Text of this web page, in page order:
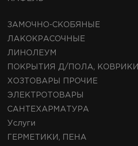
ЗАМОЧНО-СКОБЯНЫЕ
ЛАКОКРАСОЧНЫЕ
ЛИНОЛЕУМ
ПОКРЫТИЯ Д/ПОЛА, КОВРИКИ
ХОЗТОВАРЫ ПРОЧИЕ
ЭЛЕКТРОТОВАРЫ
САНТЕХАРМАТУРА
Услуги
ГЕРМЕТИКИ, ПЕНА